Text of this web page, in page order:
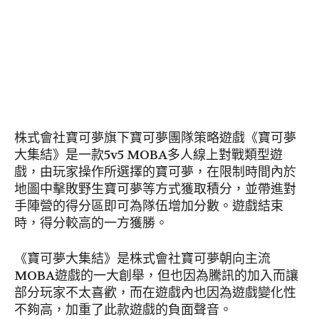
株式會社寶可夢旗下寶可夢團隊策略遊戲《寶可夢
大集結》是一款5v5 MOBA多人線上對戰類型遊
戲，由玩家操作所選擇的寶可夢，在限制時間內於
地圖中擊敗野生寶可夢等方式獲取積分，並帶進對
手陣營的得分區即可為隊伍增加分數。遊戲結束
時，得分較高的一方獲勝。
《寶可夢大集結》是株式會社寶可夢朝向主流
MOBA遊戲的一大創舉，但也因為騰訊的加入而讓
部分玩家不太喜歡，而在遊戲內也因為遊戲變化性
不夠高，加重了此款遊戲的負面聲音。